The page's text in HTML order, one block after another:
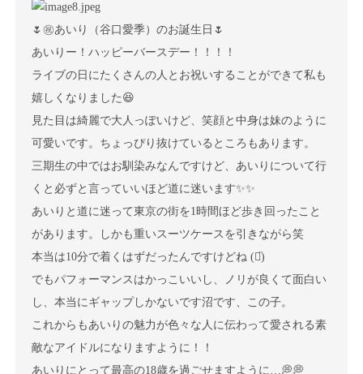
🌷㊗️あいり（谷口愛季）のお誕生日🌷
あいりー！ハッピーバースデー！！！！
ライブの日にたくさんの人とお祝いすることができて私も
嬉しくなりました😆
見た目は綺麗で大人っぽいけど、笑顔と中身は妹のように
可愛いです。ちょっぴり抜けているところもあります。
三期生の中ではお馴染みなんですけど、あいりについて行
くと必ずと言っていいほど道に迷います✨️✨
あいりと道に迷って東京の街を1時間ほど歩き回ったこと
があります。しかも重いスーツケースを引きながら笑
本当は10分で着くはずだったんですけどね ‪(ᯅ̈)
でもパフォーマンスはかっこいいし、ノリが良くて面白い
し、本当にギャップしかないです沼です、この子。
これからもあいりの魅力が色々な人に伝わって愛される素
敵なアイドルになりますように！！
あいりにとって最高の18歳を過ごせますように…💭💭